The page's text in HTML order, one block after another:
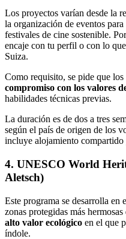
Los proyectos varían desde la
la organización de eventos
festivales de cine sostenible.
encaje con tu perfil o con lo
Suiza.
Como requisito, se pide que
compromiso con los valores
habilidades técnicas previas.
La duración es de dos a tres
según el país de origen de los
incluye alojamiento compartido
4. UNESCO World
Aletsch)
Este programa se desarrolla en
zonas protegidas más
alto valor ecológico en el que
índole.